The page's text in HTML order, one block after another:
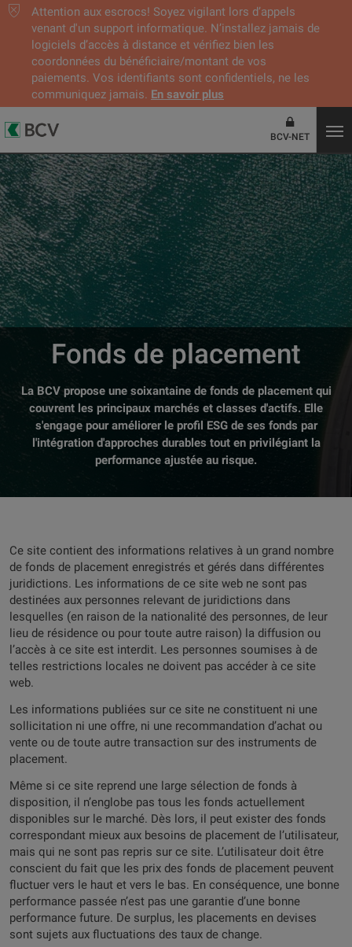
Attention aux escrocs! Soyez vigilant lors d’appels
venant d'un support informatique. N’installez jamais de
logiciels d’accès à distance et vérifiez bien les
coordonnées du bénéficiaire/montant de vos
paiements. Vos identifiants sont confidentiels, ne les
communiquez jamais. En savoir plus
BCV-NET
Fonds de placement
La BCV propose une soixantaine de fonds de placement qui
couvrent les principaux marchés et classes d'actifs. Elle
s'engage pour améliorer le profil ESG de ses fonds par
l'intégration d'approches durables tout en privilégiant la
performance ajustée au risque.
Ce site contient des informations relatives à un grand nombre
de fonds de placement enregistrés et gérés dans différentes
juridictions. Les informations de ce site web ne sont pas
destinées aux personnes relevant de juridictions dans
lesquelles (en raison de la nationalité des personnes, de leur
lieu de résidence ou pour toute autre raison) la diffusion ou
l’accès à ce site est interdit. Les personnes soumises à de
telles restrictions locales ne doivent pas accéder à ce site
web.
Les informations publiées sur ce site ne constituent ni une
sollicitation ni une offre, ni une recommandation d’achat ou
vente ou de toute autre transaction sur des instruments de
placement.
Même si ce site reprend une large sélection de fonds à
disposition, il n’englobe pas tous les fonds actuellement
disponibles sur le marché. Dès lors, il peut exister des fonds
correspondant mieux aux besoins de placement de l’utilisateur,
mais qui ne sont pas repris sur ce site. L’utilisateur doit être
conscient du fait que les prix des fonds de placement peuvent
fluctuer vers le haut et vers le bas. En conséquence, une bonne
performance passée n’est pas une garantie d’une bonne
performance future. De surplus, les placements en devises
sont sujets aux fluctuations des taux de change.